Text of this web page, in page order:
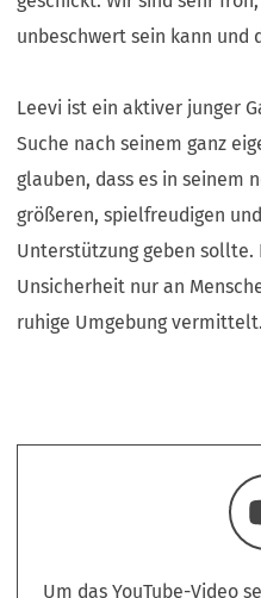
unbeschwert sein kann und
Leevi ist ein aktiver junger
Suche nach seinem ganz
glauben, dass es in seinem
größeren, spielfreudigen
Unterstützung geben sollte.
Unsicherheit nur an
ruhige Umgebung vermittelt.
Um das YouTube-Video